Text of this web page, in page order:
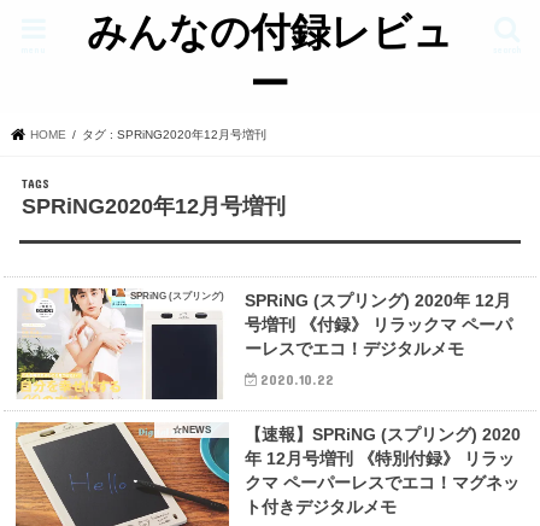
みんなの付録レビュ
ー
HOME タグ : SPRiNG2020年12月号増刊
SPRiNG2020年12月号増刊
SPRiNG (スプリング)
SPRiNG (スプリング) 2020年 12月
号増刊 《付録》 リラックマ ペーパ
ーレスでエコ！デジタルメモ
2020.10.22
☆NEWS
【速報】SPRiNG (スプリング) 2020
年 12月号増刊 《特別付録》 リラッ
クマ ペーパーレスでエコ！マグネッ
ト付きデジタルメモ